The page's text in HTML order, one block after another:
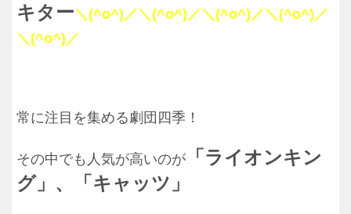
キター＼(^o^)／＼(^o^)／＼(^o^)／＼(^o^)／
＼(^o^)／
常に注目を集める劇団四季！
その中でも人気が高いのが
「ライオンキン
グ」、「キャッツ」